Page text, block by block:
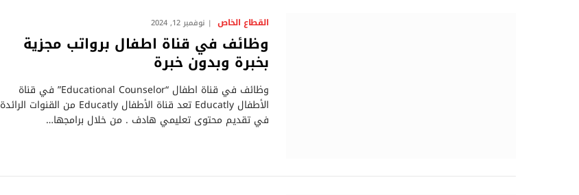
القطاع الخاص نوفمبر 12, 2024
وظائف في قناة اطفال برواتب مجزية
بخبرة وبدون خبرة
وظائف في قناة اطفال “Educational Counselor” في قناة
الأطفال Educatly تعد قناة الأطفال Educatly من القنوات الرائدة
في تقديم محتوى تعليمي هادف . من خلال برامجها…